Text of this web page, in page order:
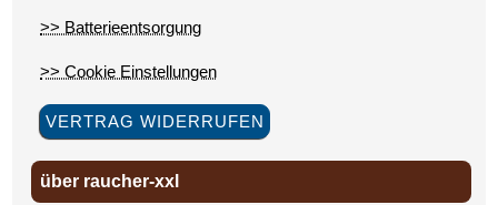
>> Batterieentsorgung
>> Cookie Einstellungen
VERTRAG WIDERRUFEN
über raucher-xxl